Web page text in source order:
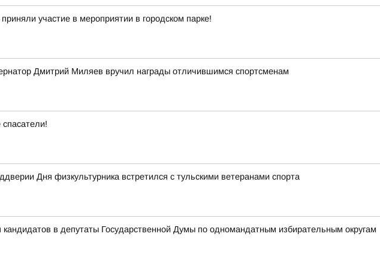
участие в мероприятии в городском парке!
Дмитрий Миляев вручил награды отличившимся спортсменам
Дня физкультурника встретился с тульскими ветеранами спорта
кандидатов в депутаты Государственной Думы по одномандатным избирательным округам